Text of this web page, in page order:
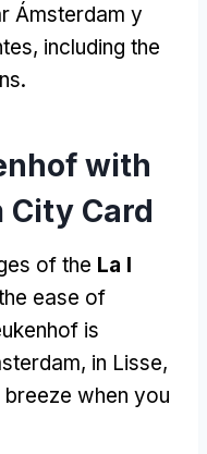
Ámsterdam y
including the
.
with
City Card
of the La I
ease of
is
, in Lisse,
when you